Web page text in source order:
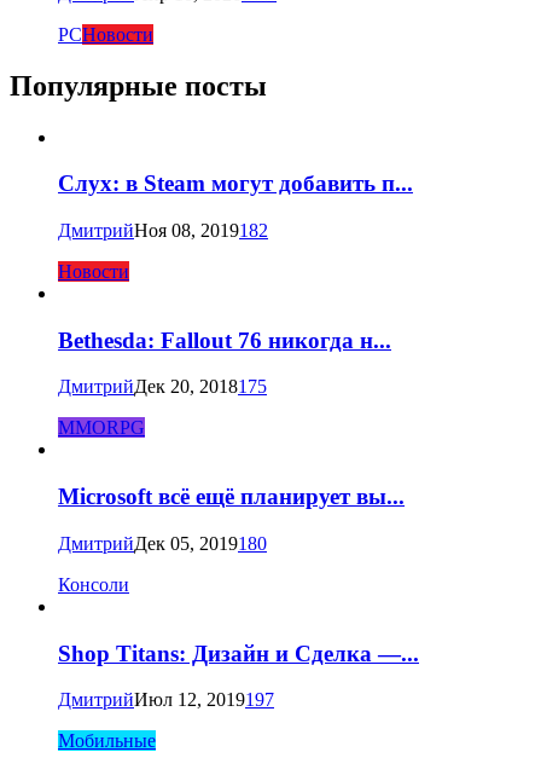
PCНовости
Популярные посты
Слух: в Steam могут добавить п...
ДмитрийНоя 08, 2019182
Новости
Bethesda: Fallout 76 никогда н...
ДмитрийДек 20, 2018175
MMORPG
Microsoft всё ещё планирует вы...
ДмитрийДек 05, 2019180
Консоли
Shop Titans: Дизайн и Сделка —...
ДмитрийИюл 12, 2019197
Мобильные